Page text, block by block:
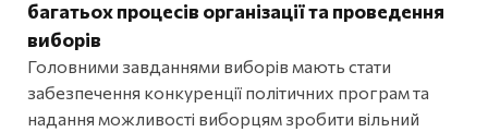
багатьох процесів організації та проведення
виборів
Головними завданнями виборів мають стати
забезпечення конкуренції політичних програм та
надання можливості виборцям зробити вільний